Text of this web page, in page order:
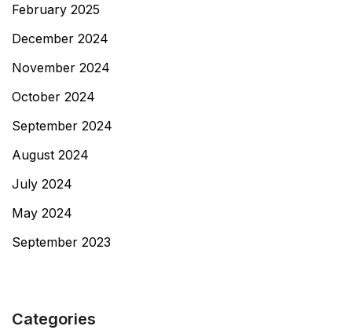
February 2025
December 2024
November 2024
October 2024
September 2024
August 2024
July 2024
May 2024
September 2023
Categories